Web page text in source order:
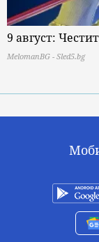
9 август:
MelomanBG - Sled5.bg